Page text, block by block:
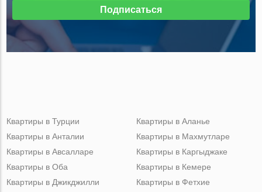
Подписаться
Квартиры в Турции
Квартиры в Анталии
Квартиры в Авсалларе
Квартиры в Оба
Квартиры в Джикджилли
Квартиры в Аланье
Квартиры в Махмутларе
Квартиры в Каргыджаке
Квартиры в Кемере
Квартиры в Фетхие